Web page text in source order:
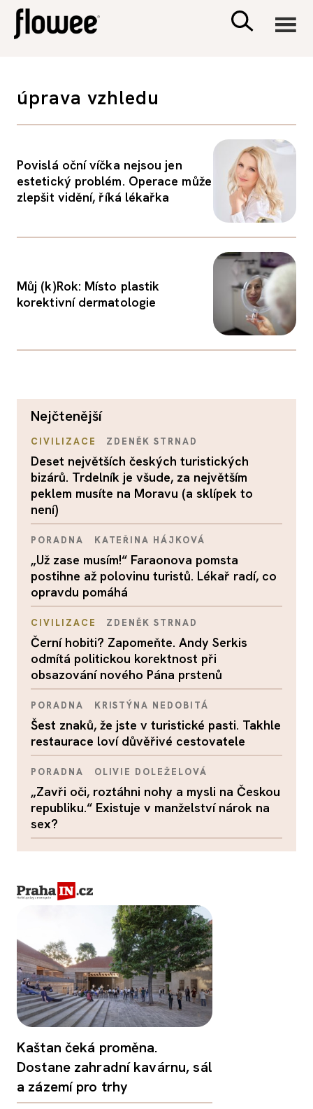
PSYCHOLOGIE
RODINA A DĚTI
PORADNA
úprava vzhledu
Povislá oční víčka nejsou jen
estetický problém. Operace může
zlepšit vidění, říká lékařka
Můj (k)Rok: Místo plastik
korektivní dermatologie
nejčtenější
CIVILIZACE ZDENĚK STRNAD
Deset největších českých turistických
bizárů. Trdelník je všude, za největším
peklem musíte na Moravu (a sklípek to
není)
PORADNA KATEŘINA HÁJKOVÁ
„Už zase musím!“ Faraonova pomsta
postihne až polovinu turistů. Lékař radí, co
opravdu pomáhá
CIVILIZACE ZDENĚK STRNAD
Černí hobiti? Zapomeňte. Andy Serkis
odmítá politickou korektnost při
obsazování nového Pána prstenů
PORADNA KRISTÝNA NEDOBITÁ
Šest znaků, že jste v turistické pasti. Takhle
restaurace loví důvěřivé cestovatele
PORADNA OLIVIE DOLEŽELOVÁ
„Zavři oči, roztáhni nohy a mysli na Českou
republiku.“ Existuje v manželství nárok na
sex?
Kaštan čeká proměna.
Dostane zahradní kavárnu, sál
a zázemí pro trhy